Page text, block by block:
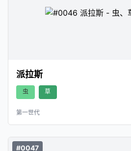
派拉斯
虫 草
第一世代
#0047